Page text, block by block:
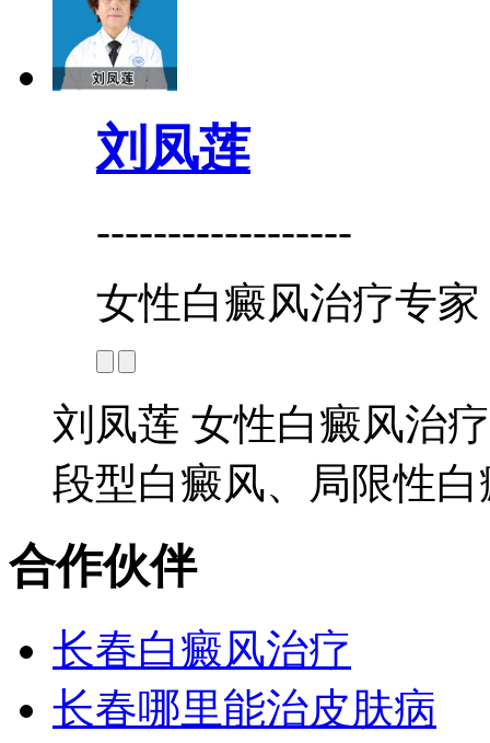
刘凤莲
------------------
女性白癜风治疗专家
刘凤莲 女性白癜风治
段型白癜风、局限性
合作伙伴
长春白癜风治疗
长春哪里能治皮肤病